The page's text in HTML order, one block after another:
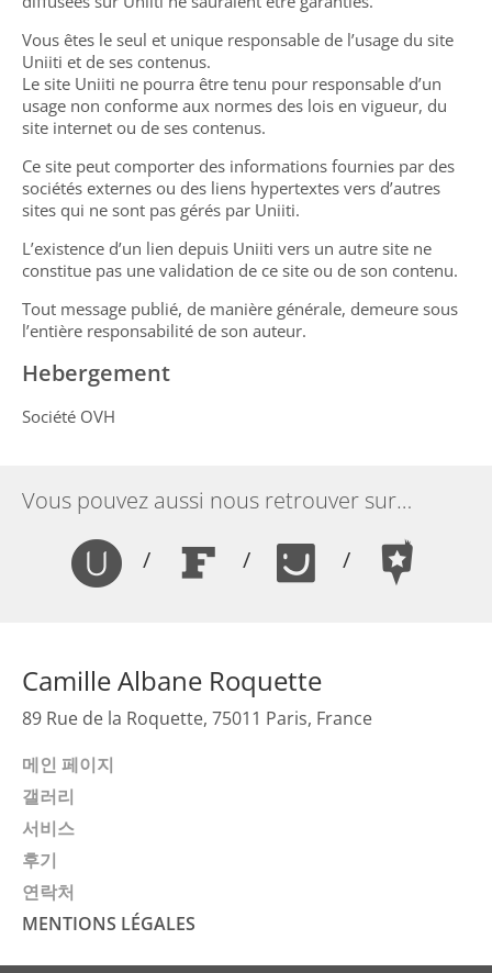
Vous êtes le seul et unique responsable de l’usage du site
Uniiti et de ses contenus.
Le site Uniiti ne pourra être tenu pour responsable d’un
usage non conforme aux normes des lois en vigueur, du
site internet ou de ses contenus.
Ce site peut comporter des informations fournies par des
sociétés externes ou des liens hypertextes vers d’autres
sites qui ne sont pas gérés par Uniiti.
L’existence d’un lien depuis Uniiti vers un autre site ne
constitue pas une validation de ce site ou de son contenu.
Tout message publié, de manière générale, demeure sous
l’entière responsabilité de son auteur.
Hebergement
Société OVH
Vous pouvez aussi nous retrouver sur…
/
/ /
Camille Albane Roquette
89 Rue de la Roquette, 75011 Paris, France
메인 페이지
갤러리
서비스
후기
연락처
MENTIONS LÉGALES